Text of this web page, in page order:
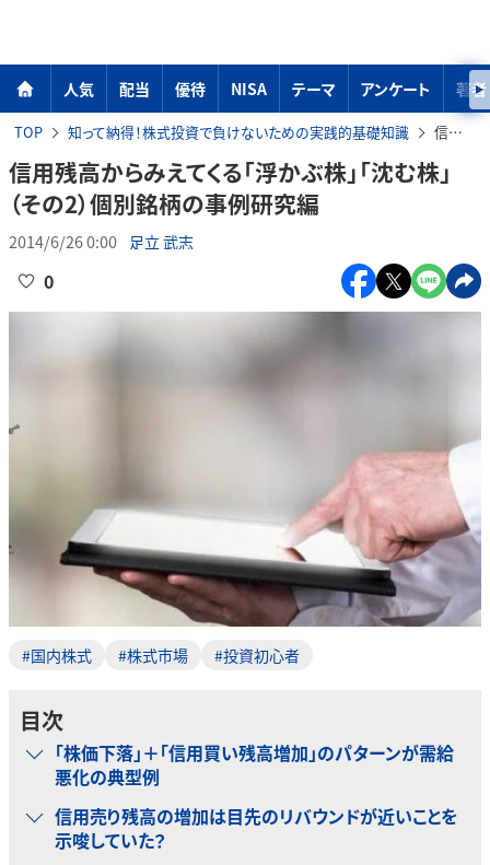
人気 配当 優待 NISA テーマ アンケート 著者
TOP 知って納得！株式投資で負けないための実践的基礎知識 信用残高からみえてくる「浮かぶ株」「沈む株」（その2）個別銘柄の事例研究編
信用残高からみえてくる「浮かぶ株」「沈む株」
（その2）個別銘柄の事例研究編
2014/6/26 0:00 足立 武志
0
#国内株式 #株式市場 #投資初心者
目次
「株価下落」＋「信用買い残高増加」のパターンが需給
悪化の典型例
信用売り残高の増加は目先のリバウンドが近いことを
示唆していた？